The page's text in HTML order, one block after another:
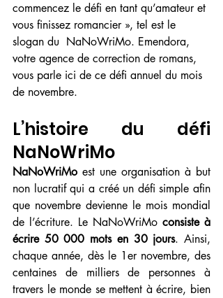
commencez le défi en tant qu’amateur et
vous finissez romancier », tel est le
slogan du  NaNoWriMo. Emendora,
votre agence de correction de romans,
vous parle ici de ce défi annuel du mois
de novembre.
L’histoire du défi
NaNoWriMo
NaNoWriMo est une organisation à but
non lucratif qui a créé un défi simple afin
que novembre devienne le mois mondial
de l’écriture. Le NaNoWriMo consiste à
écrire 50 000 mots en 30 jours. Ainsi,
chaque année, dès le 1er novembre, des
centaines de milliers de personnes à
travers le monde se mettent à écrire, bien